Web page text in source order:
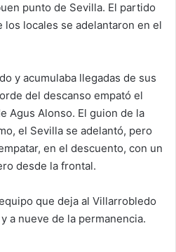
punto de Sevilla. El partido
los locales se adelantaron en el
y acumulaba llegadas de sus
del descanso empató el
Agus Alonso. El guion de la
el Sevilla se adelantó, pero
en el descuento, con un
desde la frontal.
que deja al Villarrobledo
a nueve de la permanencia.